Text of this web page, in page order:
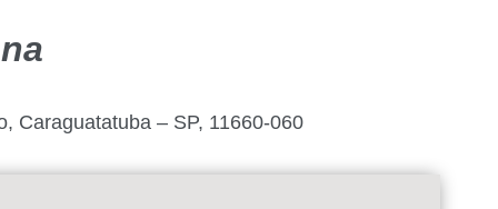
Caraguatatuba – SP, 11660-060